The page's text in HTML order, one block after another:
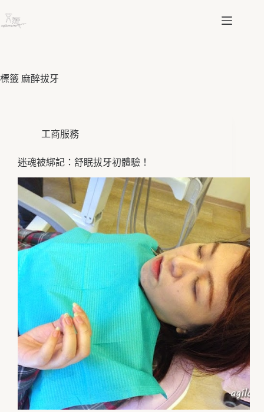
至
容
標籤 麻醉拔牙
工商服務
迷魂被綁記：舒眠拔牙初體驗！